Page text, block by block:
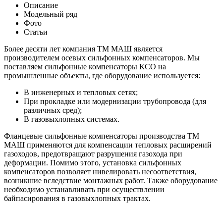
Описание
Модельный ряд
Фото
Статьи
Более десяти лет компания ТМ МАШ является
производителем осевых сильфонных компенсаторов. Мы
поставляем сильфонные компенсаторы КСО на
промышленные объекты, где оборудование используется:
В инженерных и тепловых сетях;
При прокладке или модернизации трубопровода (для
различных сред);
В газовыхлопных системах.
Фланцевые сильфонные компенсаторы производства ТМ
МАШ применяются для компенсации тепловых расширений
газоходов, предотвращают разрушения газохода при
деформации. Помимо этого, установка сильфонных
компенсаторов позволяет нивелировать несоответствия,
возникшие вследствие монтажных работ. Также оборудование
необходимо устанавливать при осуществлении
байпасирования в газовыхлопных трактах.